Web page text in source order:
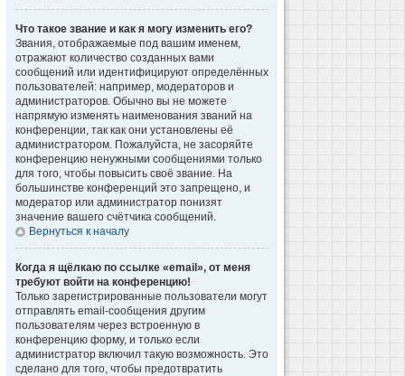
Что такое звание и как я могу изменить его?
Звания, отображаемые под вашим именем,
отражают количество созданных вами
сообщений или идентифицируют определённых
пользователей: например, модераторов и
администраторов. Обычно вы не можете
напрямую изменять наименования званий на
конференции, так как они установлены её
администратором. Пожалуйста, не засоряйте
конференцию ненужными сообщениями только
для того, чтобы повысить своё звание. На
большинстве конференций это запрещено, и
модератор или администратор понизят
значение вашего счётчика сообщений.
Вернуться к началу
Когда я щёлкаю по ссылке «email», от меня
требуют войти на конференцию!
Только зарегистрированные пользователи могут
отправлять email-сообщения другим
пользователям через встроенную в
конференцию форму, и только если
администратор включил такую возможность. Это
сделано для того, чтобы предотвратить